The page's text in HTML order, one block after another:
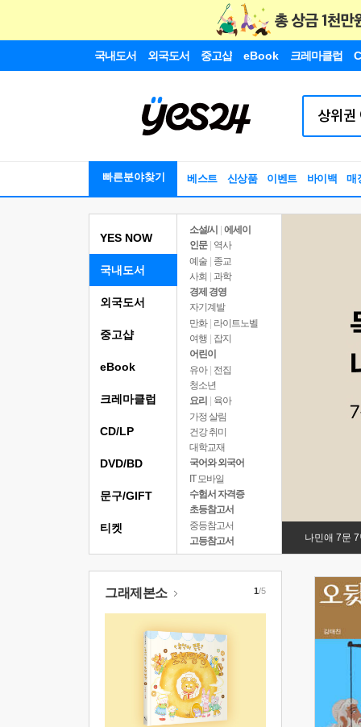
국내도서 외국도서 중고샵 eBook 크레마클럽
빠른분야찾기 베스트 신상품 이벤트 바이백 매
YES NOW
국내도서
소설/시
에세이
인문
역사
예술 | 종교
사회 | 과학
경제 경영
자기계발
만화 | 라이트노벨
여행
잡지
어린이
유아 | 전집
청소년
요리
육아
가정 살림
건강 취미
대학교재
국어와 외국어
IT 모바일
수험서 자격증
초등참고서
중등참고서
고등참고서
나민애 7문
외국도서
중고샵
eBook
크레마클럽
CD/LP
DVD/BD
문구/GIFT
티켓
그래제본소 1/5